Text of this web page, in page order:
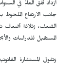
ازداد قلق العالم في
جانب الارتفاع الملحوظ
الضعف، وثلاثة أضعاف
المستقبل للدراسات
وتقول المستشارة